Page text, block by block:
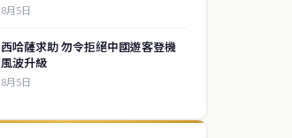
8月5日
西哈薩求助 勿令拒絕中國遊客登機
風波升級
8月5日